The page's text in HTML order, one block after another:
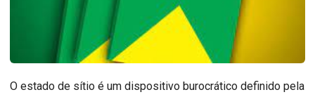
O estado de sítio é um dispositivo burocrático definido pela